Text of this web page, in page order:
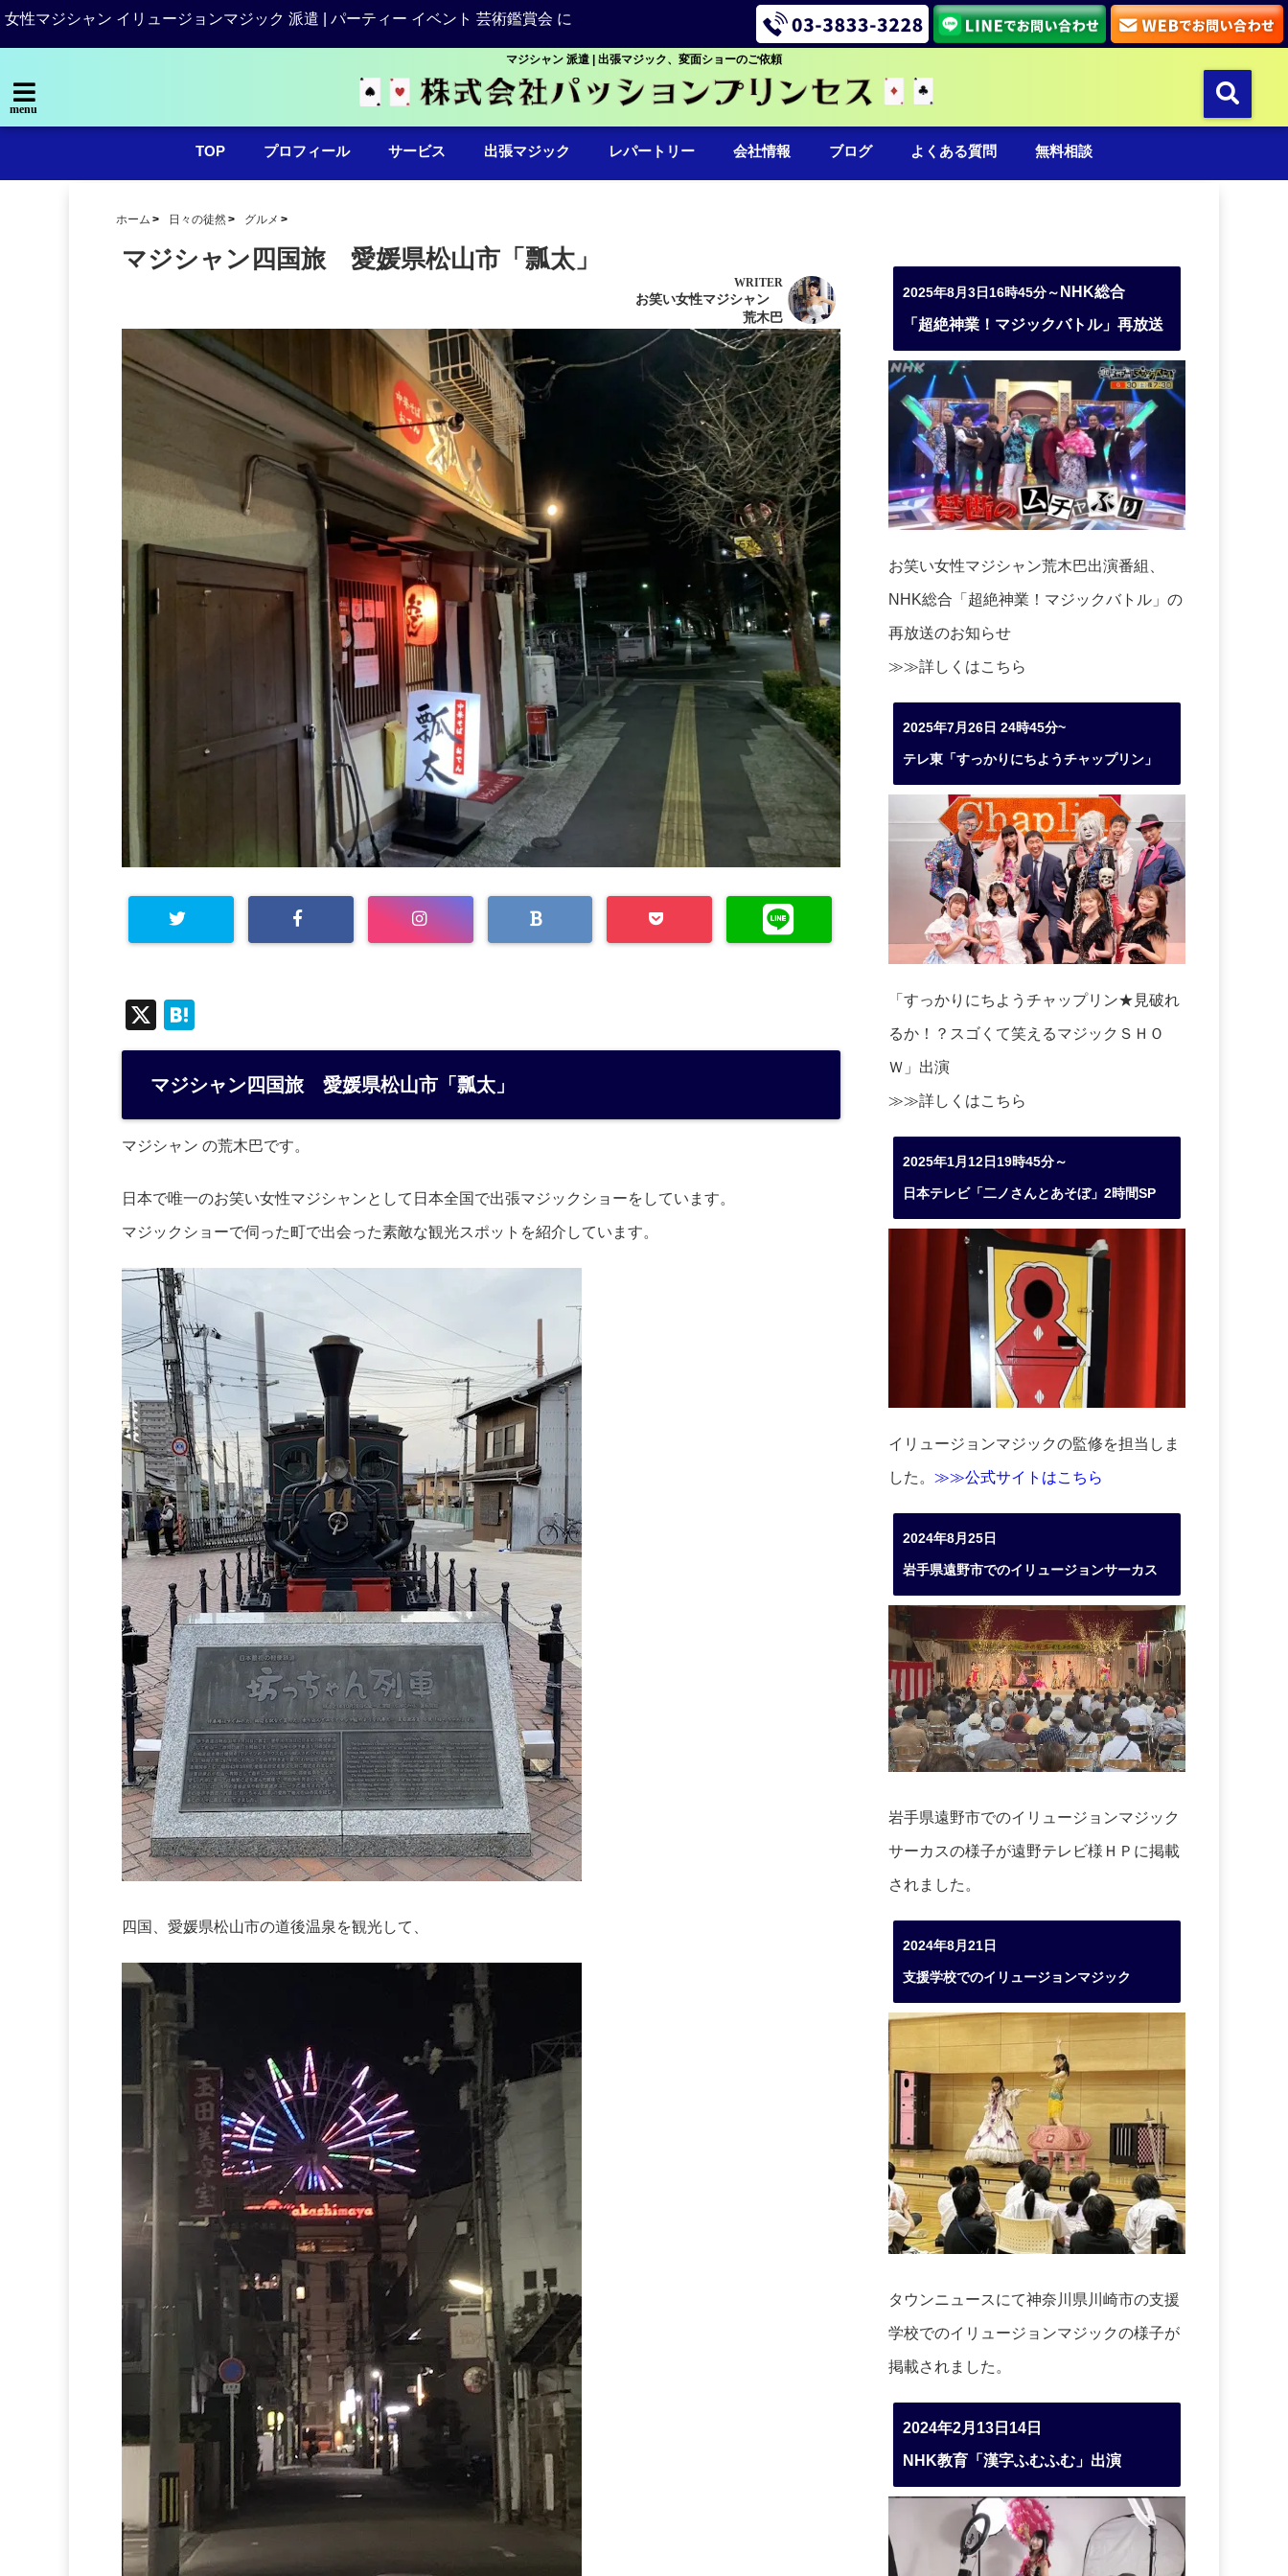
女性マジシャン イリュージョンマジック 派遣 | パーティー イベント 芸術鑑賞会 に
マジシャン 派遣 | 出張マジック、変面ショーのご依頼
menu
TOP プロフィール サービス 出張マジック レパートリー 会社情報 ブログ よくある質問 無料相談
ホーム 日々の徒然 グルメ
マジシャン四国旅 愛媛県松山市「瓢太」
WRITER
お笑い女性マジシャン
荒木巴
X
at
e
a
マジシャン四国旅 愛媛県松山市「瓢太」
マジシャン の荒木巴です。
日本で唯一のお笑い女性マジシャンとして日本全国で出張マジックショーをしています。
マジックショーで伺った町で出会った素敵な観光スポットを紹介しています。
四国、愛媛県松山市の道後温泉を観光して、
2025年8月3日16時45分～ NHK総合
「超絶神業！マジックバトル」再放送
お笑い女性マジシャン荒木巴出演番組、
NHK総合「超絶神業！マジックバトル」の
再放送のお知らせ
≫≫詳しくはこちら
2025年7月26日 24時45分~
テレ東「すっかりにちようチャップリン」
「すっかりにちようチャップリン★見破れ
るか！？スゴくて笑えるマジックＳＨＯ
Ｗ」出演
≫≫詳しくはこちら
2025年1月12日19時45分～
日本テレビ「二ノさんとあそぼ」2時間SP
イリュージョンマジックの監修を担当しま
した。 ≫≫公式サイトはこちら
2024年8月25日
岩手県遠野市でのイリュージョンサーカス
岩手県遠野市でのイリュージョンマジック
サーカスの様子が遠野テレビ様ＨＰに掲載
されました。
2024年8月21日
支援学校でのイリュージョンマジック
タウンニュースにて神奈川県川崎市の支援
学校でのイリュージョンマジックの様子が
掲載されました。
2024年2月13日14日
NHK教育「漢字ふむふむ」出演